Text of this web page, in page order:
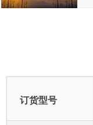
订货型号